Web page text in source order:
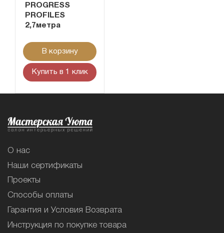
PROGRESS
PROFILES
2,7метра
В корзину
Купить в 1 клик
О нас
Наши сертификаты
Проекты
Способы оплаты
Гарантия и Условия Возврата
Инструкция по покупке товара